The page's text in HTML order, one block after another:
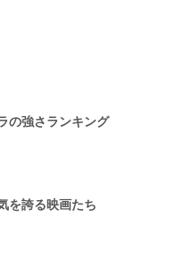
の強さランキング
を誇る映画たち